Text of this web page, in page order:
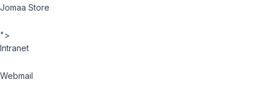
Jomaa Store
">
Intranet
Webmail